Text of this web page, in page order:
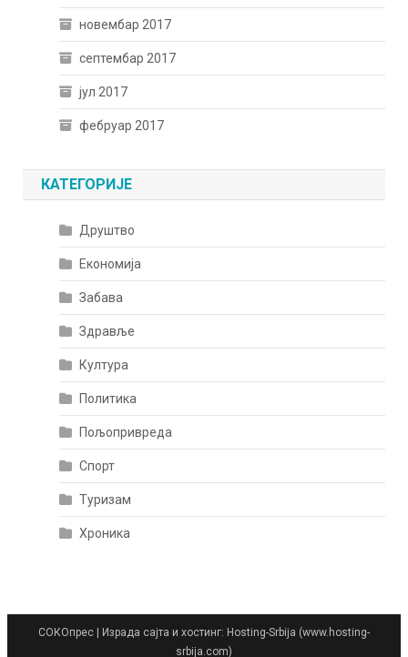
новембар 2017
септембар 2017
јул 2017
фебруар 2017
КАТЕГОРИЈЕ
Друштво
Економија
Забава
Здравље
Култура
Политика
Пољопривреда
Спорт
Туризам
Хроника
СОКОпрес
Израда сајта и хостинг: Hosting-Srbija (www.hosting-
srbija.com)